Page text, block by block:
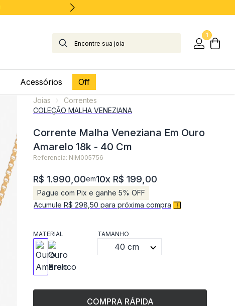
1
Acessórios Off
Joias
Correntes
COLEÇÃO MALHA VENEZIANA
Corrente Malha Veneziana Em Ouro
Amarelo 18k - 40 Cm
Referencia: NIM005756
R$ 1.990,00em10x R$ 199,00
Pague com Pix e ganhe 5% OFF
Acumule R$ 298,50 para próxima compra
MATERIAL TAMANHO
40 cm
COMPRA RÁPIDA